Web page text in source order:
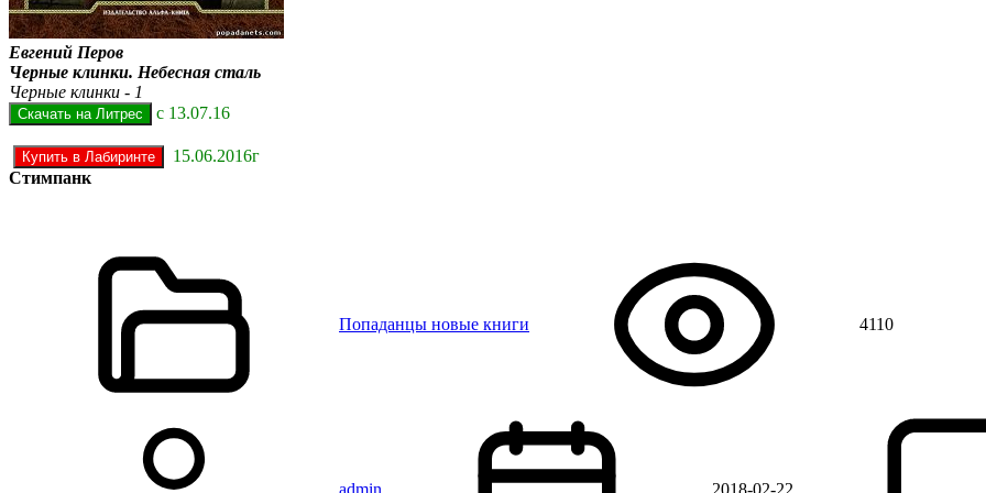
Евгений Перов
Черные клинки. Небесная сталь
Черные клинки - 1
с 13.07.16
15.06.2016г
Стимпанк
Попаданцы новые книги 4110
admin 2018-02-22